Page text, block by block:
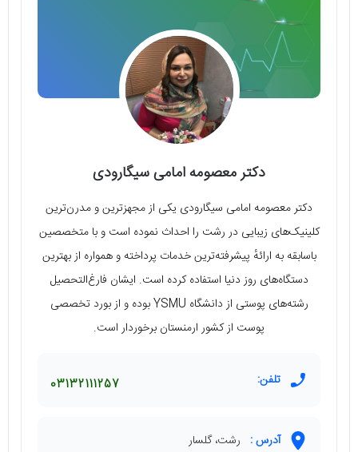
دکتر معصومه امامی سیگارودی
دکتر معصومه امامی سیگارودی یکی از مجهزترین و مدرن‌ترین
کلینیک‌های زیبایی در رشت را احداث نموده است و با متخصصین
باسابقه به ارائهٔ پیشرفته‌ترین خدمات پرداخته و همواره از بهترین
دستگاه‌های روز دنیا استفاده کرده است. ایشان فارغ‌التحصیل
رشته‌های پوستی از دانشگاه YSMU بوده و از بورد تخصصی
پوست از کشور ارمنستان برخوردار است.
تلفن: 03132111257
آدرس : رشت، گلسار